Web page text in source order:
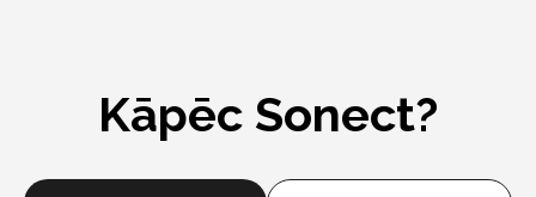
Kāpēc Sonect?